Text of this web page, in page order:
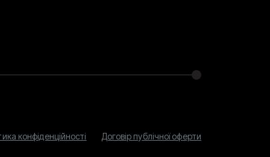
конфіденційності Договір публічної оферти